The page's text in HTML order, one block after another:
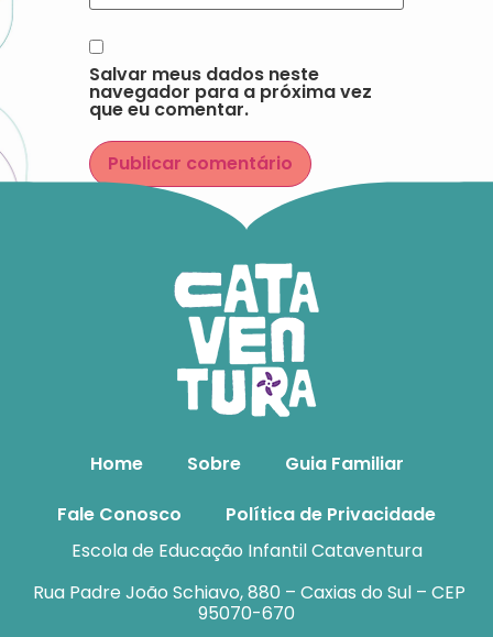
Salvar meus dados neste
navegador para a próxima vez
que eu comentar.
Home Sobre
Guia Familiar
Fale Conosco
Política de Privacidade
Escola de Educação Infantil Cataventura
Rua Padre João Schiavo, 880 – Caxias do Sul – CEP
95070-670